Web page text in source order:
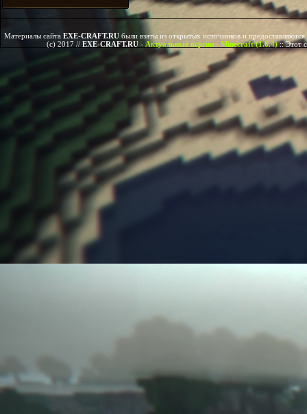
Материалы сайта EXE-CRAFT.RU были взяты из открытых источников и
(c) 2017 // EXE-CRAFT.RU - Актуальные версии - Minecraft (1.6.4)::Этот